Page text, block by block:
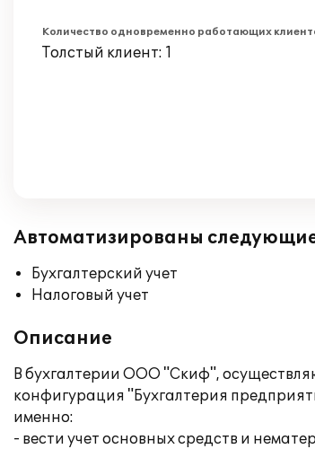
Количество одновременно работающих
Толстый клиент: 1
Автоматизированы
Бухгалтерский учет
Налоговый учет
Описание
В бухгалтерии ООО "Скиф",
конфигурация "Бухгалтерия
именно:
- вести учет основных средств и